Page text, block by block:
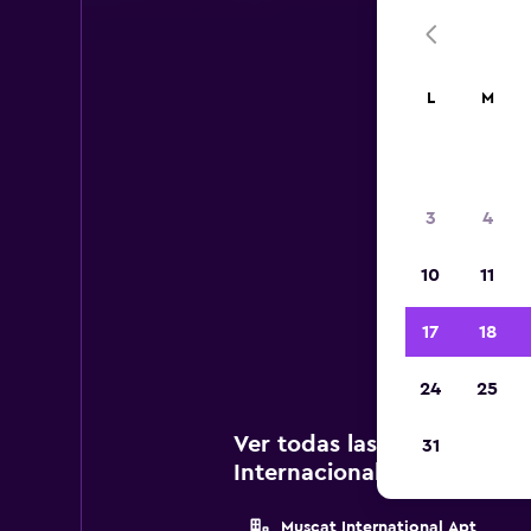
A
Ver todas las agencias de
Internacional de Mascate
Muscat International Apt
L M
3 4
10 11
17 18
24 25
31